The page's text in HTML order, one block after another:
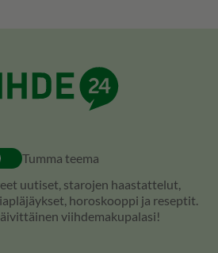
Tumma teema
uutiset, starojen haastattelut,
horoskooppi ja reseptit.
viihdemakupalasi!